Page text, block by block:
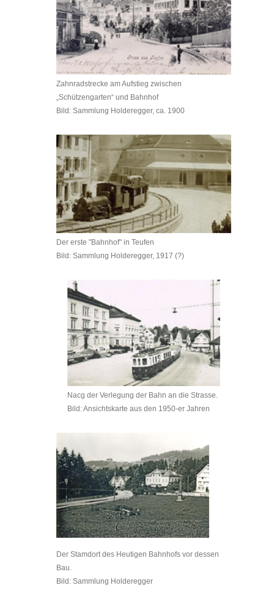
Zahnradstrecke am Aufstieg zwischen
„Schützengarten“ und Bahnhof
Bild: Sammlung Holderegger, ca. 1900
Der erste "Bahnhof" in Teufen
Bild: Sammlung Holderegger, 1917 (?)
Nacg der Verlegung der Bahn an die Strasse.
Bild: Ansichtskarte aus den 1950-er Jahren
Der Stamdort des Heutigen Bahnhofs vor dessen
Bau.
Bild: Sammlung Holderegger